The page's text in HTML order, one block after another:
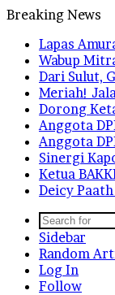
Breaking News
Lapas
Wabup
Dari Sulut,
Meriah!
Dorong
Anggota
Anggota
Sinergi
Ketua
Deicy
Sidebar
Random
Log In
Follow